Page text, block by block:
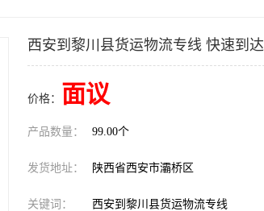
西安到黎川县货运物流专线 快速到达
价格： 面议
产品数量： 99.00个
发货地址： 陕西省西安市灞桥区
关键词： 西安到黎川县货运物流专线